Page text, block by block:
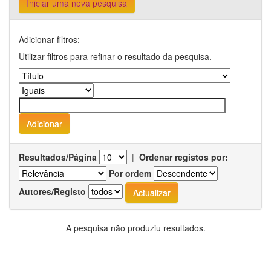
Iniciar uma nova pesquisa
Adicionar filtros:
Utilizar filtros para refinar o resultado da pesquisa.
Resultados/Página | Ordenar registos por:
Por ordem
Autores/Registo
A pesquisa não produziu resultados.